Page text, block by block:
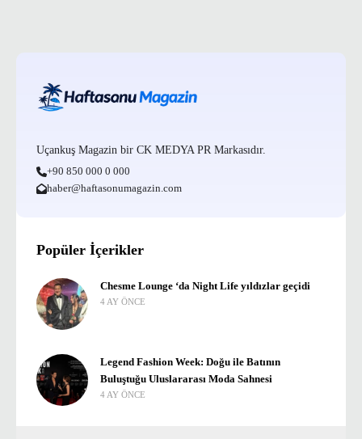
Uçankuş Magazin bir CK MEDYA PR Markasıdır.
+90 850 000 0 000
haber@haftasonumagazin.com
Popüler İçerikler
Chesme Lounge ‘da Night Life yıldızlar geçidi
4 AY ÖNCE
Legend Fashion Week: Doğu ile Batının
Buluştuğu Uluslararası Moda Sahnesi
4 AY ÖNCE